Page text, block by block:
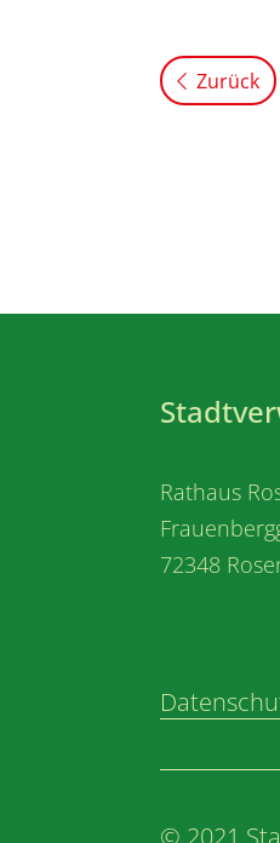
Zurück
Rathaus
72348
© 2021